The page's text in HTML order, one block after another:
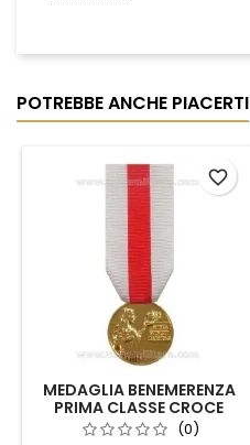
POTREBBE ANCHE PIACERTI
MEDAGLIA BENEMERENZA
PRIMA CLASSE CROCE
ROSSA
(0)
favorite_border